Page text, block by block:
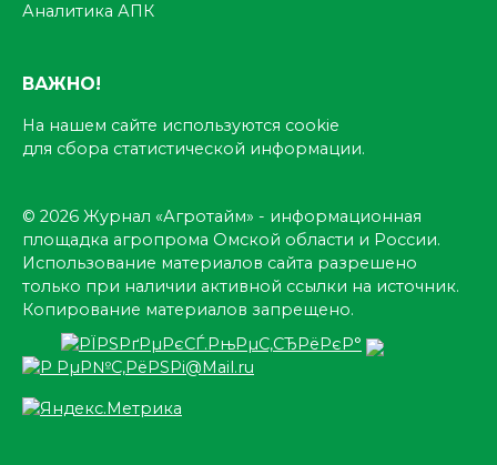
Аналитика АПК
ВАЖНО!
На нашем сайте используются cookie
для сбора статистической информации.
© 2026 Журнал «Агротайм» - информационная
площадка агропрома Омской области и России.
Использование материалов сайта разрешено
только при наличии активной ссылки на источник.
Копирование материалов запрещено.